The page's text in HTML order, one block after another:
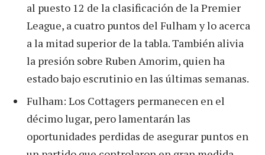
al puesto 12 de la clasificación de la Premier
League, a cuatro puntos del Fulham y lo acerca
a la mitad superior de la tabla. También alivia
la presión sobre Ruben Amorim, quien ha
estado bajo escrutinio en las últimas semanas.
Fulham: Los Cottagers permanecen en el
décimo lugar, pero lamentarán las
oportunidades perdidas de asegurar puntos en